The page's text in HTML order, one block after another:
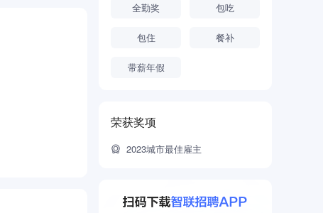
全勤奖 包吃
包住 餐补
带薪年假
荣获奖项
2023城市最佳雇主